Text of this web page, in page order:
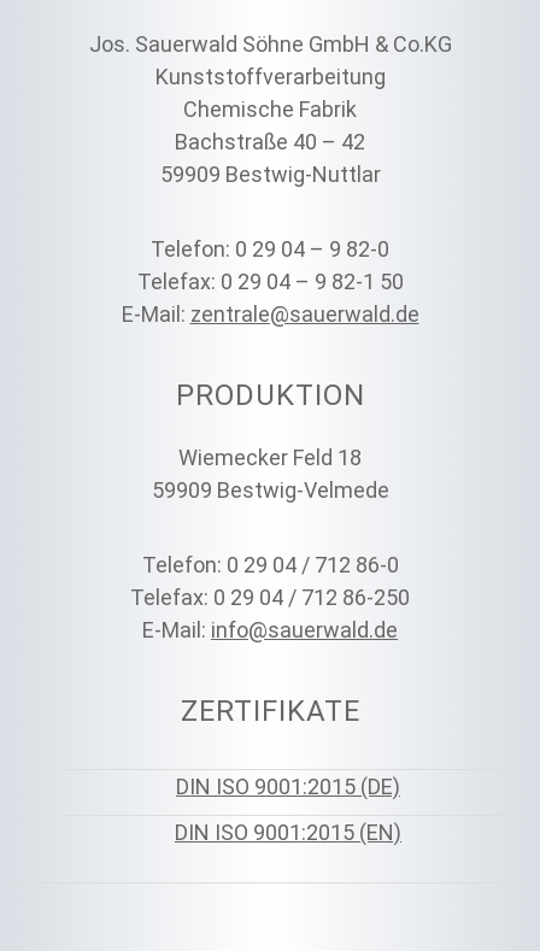
Jos. Sauerwald Söhne GmbH & Co.KG
Kunststoffverarbeitung
Chemische Fabrik
Bachstraße 40 – 42
59909 Bestwig-Nuttlar
Telefon: 0 29 04 – 9 82-0
Telefax: 0 29 04 – 9 82-1 50
E-Mail: zentrale@sauerwald.de
PRODUKTION
Wiemecker Feld 18
59909 Bestwig-Velmede
Telefon: 0 29 04 / 712 86-0
Telefax: 0 29 04 / 712 86-250
E-Mail: info@sauerwald.de
ZERTIFIKATE
DIN ISO 9001:2015 (DE)
DIN ISO 9001:2015 (EN)